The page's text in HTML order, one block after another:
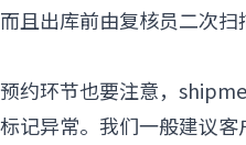
且出库前由复核员二次
约环节也要注意，
记异常。我们一般建议